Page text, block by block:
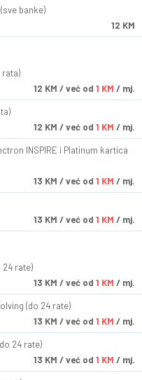
banke)
12 KM
rata)
12 KM / već od 1 KM / mj.
12 KM / već od 1 KM / mj.
INSPIRE i Platinum kartica
13 KM / već od 1 KM / mj.
13 KM / već od 1 KM / mj.
24 rate)
13 KM / već od 1 KM / mj.
(do 24 rate)
13 KM / već od 1 KM / mj.
24 rate)
13 KM / već od 1 KM / mj.